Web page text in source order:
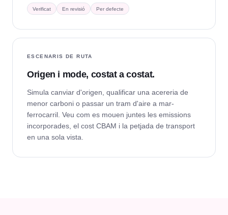
Verificat En revisió Per defecte
ESCENARIS DE RUTA
Origen i mode, costat a costat.
Simula canviar d'origen, qualificar una acereria de
menor carboni o passar un tram d'aire a mar-
ferrocarril. Veu com es mouen juntes les emissions
incorporades, el cost CBAM i la petjada de transport
en una sola vista.